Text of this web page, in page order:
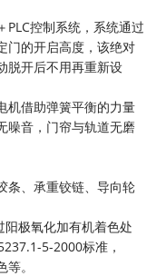
PLC控制系统，系统通过
门的开启高度，该绝对
脱开后不用再重新设
机借助弹簧平衡的力量
噪音，门帘与轨道无磨
条、承重铰链、导向轮
极氧化加有机着色处
5-2000标准，
。